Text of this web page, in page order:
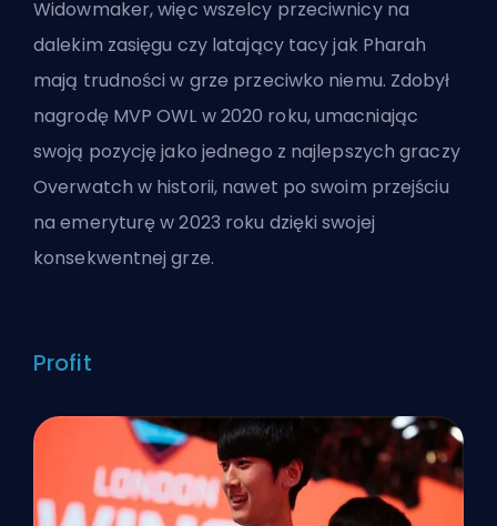
Widowmaker, więc wszelcy przeciwnicy na
dalekim zasięgu czy latający tacy jak Pharah
mają trudności w grze przeciwko niemu. Zdobył
nagrodę MVP OWL w 2020 roku, umacniając
swoją pozycję jako jednego z najlepszych graczy
Overwatch w historii, nawet po swoim przejściu
na emeryturę w 2023 roku dzięki swojej
konsekwentnej grze.
Profit